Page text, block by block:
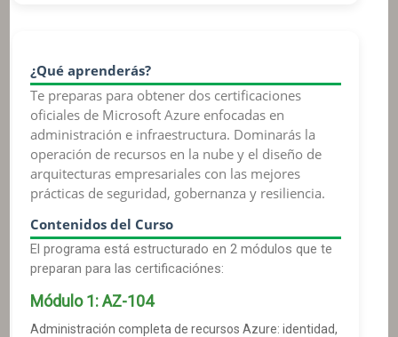
¿Qué aprenderás?
Te preparas para obtener dos certificaciones
oficiales de Microsoft Azure enfocadas en
administración e infraestructura. Dominarás la
operación de recursos en la nube y el diseño de
arquitecturas empresariales con las mejores
prácticas de seguridad, gobernanza y resiliencia.
Contenidos del Curso
El programa está estructurado en 2 módulos que te
preparan para las certificaciónes:
Módulo 1:AZ-104
Administración completa de recursos Azure: identidad,